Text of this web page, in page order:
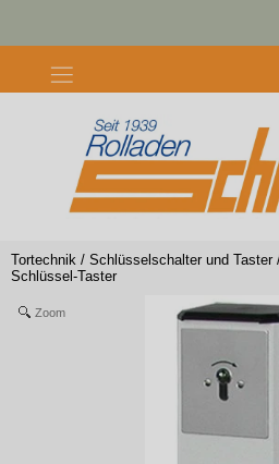
Tortechnik / Schlüsselschalter und Taster
Schlüssel-Taster
Zoom